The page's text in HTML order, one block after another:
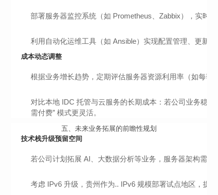
部署服务器监控系统（如 Prometheus、Zabbix），实时
利用自动化运维工具（如 Ansible）实现配置管理、更新
成本动态调整
根据业务增长趋势，定期评估服务器资源利用率（如每季
对比本地 IDC 托管与云服务的长期成本：若公司业务稳
需付费” 模式更灵活。
五、 未来业务拓展的前瞻性规划
技术栈升级预留空间
若公司计划拓展 AI、大数据分析等业务，服务器架构需
考虑 IPv6 升级，贵州作为.. IPv6 规模部署试点地区，提